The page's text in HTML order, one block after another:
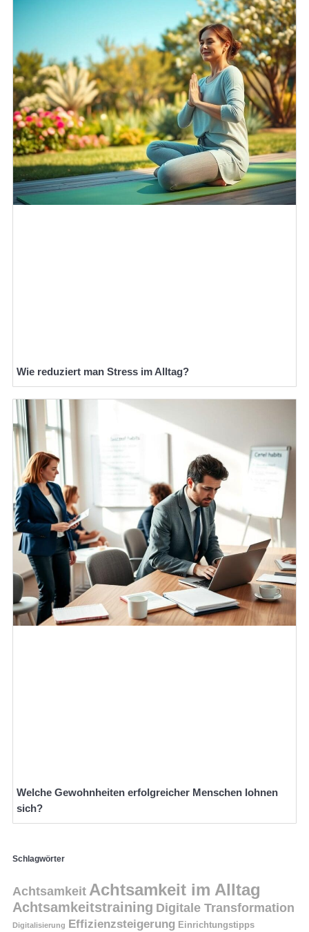
Wie reduziert man Stress im Alltag?
Welche Gewohnheiten erfolgreicher Menschen lohnen
sich?
Schlagwörter
Achtsamkeit Achtsamkeit im Alltag
Achtsamkeitstraining Digitale Transformation
Digitalisierung Effizienzsteigerung Einrichtungstipps